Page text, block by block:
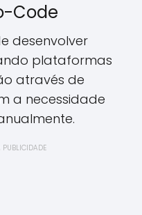
Code
desenvolver
plataformas
através de
a necessidade